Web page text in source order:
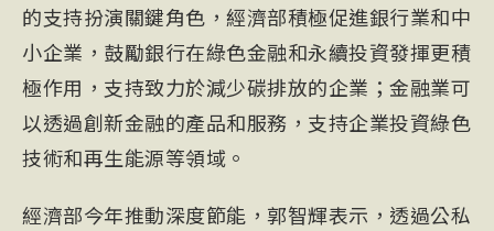
的支持扮演關鍵角色，經濟部積極促進銀行業和中
小企業，鼓勵銀行在綠色金融和永續投資發揮更積
極作用，支持致力於減少碳排放的企業；金融業可
以透過創新金融的產品和服務，支持企業投資綠色
技術和再生能源等領域。
經濟部今年推動深度節能，郭智輝表示，透過公私